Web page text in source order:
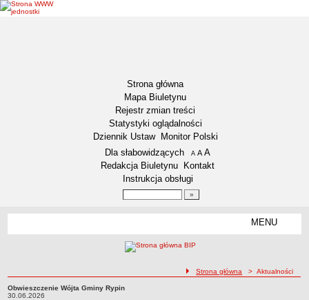
Strona główna
Mapa Biuletynu
Rejestr zmian treści
Statystyki oglądalności
Dziennik Ustaw
Monitor Polski
Menu dodatkowe
Dla słabowidzących A pomniejsz czcionkę
A standardowy rozmiar czcionki
A
Redakcja Biuletynu
Kontakt
Instrukcja obsługi
MENU
Lokalizacja
ścieżka nawigacji
Strona główna > Aktualności
Obwieszczenie Wójta Gminy Rypin30.06.2026
Obwieszczenie Wójta Gminy Rypin
30.06.2026